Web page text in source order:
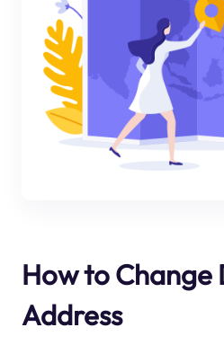
How to Change
Address